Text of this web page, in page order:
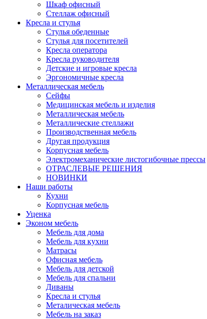
Шкаф офисный
Стеллаж офисный
Кресла и стулья
Стулья обеденные
Стулья для посетителей
Кресла оператора
Кресла руководителя
Детские и игровые кресла
Эргономичные кресла
Металлическая мебель
Сейфы
Медицинская мебель и изделия
Металлическая мебель
Металлические стеллажи
Производственная мебель
Другая продукция
Корпусная мебель
Электромеханические листогибочные прессы
ОТРАСЛЕВЫЕ РЕШЕНИЯ
НОВИНКИ
Наши работы
Кухни
Корпусная мебель
Уценка
Эконом мебель
Мебель для дома
Мебель для кухни
Матрасы
Офисная мебель
Мебель для детской
Мебель для спальни
Диваны
Кресла и стулья
Металическая мебель
Мебель на заказ